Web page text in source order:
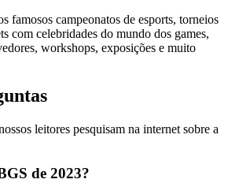
famosos campeonatos de esports, torneios
com celebridades do mundo dos games,
workshops, exposições e muito
leitores pesquisam na internet sobre a
de 2023?